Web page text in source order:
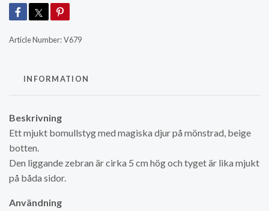
Article Number:V679
INFORMATION
Beskrivning
Ett mjukt bomullstyg med magiska djur på mönstrad, beige
botten.
Den liggande zebran är cirka 5 cm hög och tyget är lika mjukt
på båda sidor.
Användning